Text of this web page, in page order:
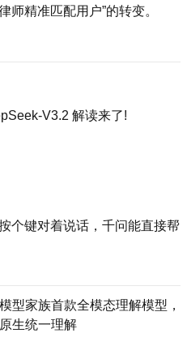
师精准匹配用户”的转变。
V3.2 解读来了!
个键对着说话，千问能直接帮
型家族首款全模态理解模型，
生统一理解